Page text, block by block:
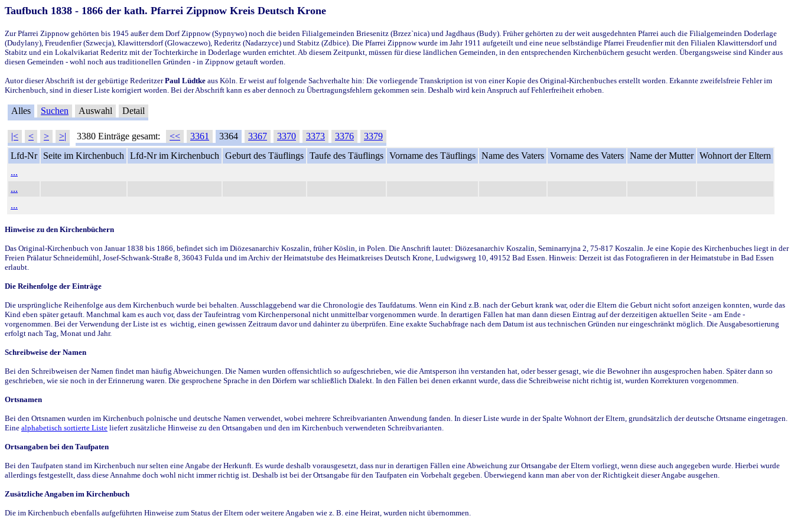
Taufbuch 1838 - 1866 der kath. Pfarrei Zippnow Kreis Deutsch Krone
Zur Pfarrei Zippnow gehörten bis 1945 außer dem Dorf Zippnow (Sypnywo) noch die beiden Filialgemeinden Briesenitz (Brzez`nica) und Jagdhaus (Budy). Früher gehörten zu der weit ausgedehnten Pfarrei auch die Filialgemeinden Doderlage
(Dudylany), Freudenfier (Szwecja), Klawittersdorf (Glowaczewo), Rederitz (Nadarzyce) und Stabitz (Zdbice). Die Pfarrei Zippnow wurde im Jahr 1911 aufgeteilt und eine neue selbständige Pfarrei Freudenfier mit den Filialen Klawittersdorf und
Stabitz und ein Lokalvikariat Rederitz mit der Tochterkirche in Doderlage wurden errichtet. Ab diesem Zeitpunkt, müssen für diese ländlichen Gemeinden, in den entsprechenden Kirchenbüchern gesucht werden. Übergangsweise sind Kinder aus
diesen Gemeinden - wohl noch aus traditionellen Gründen - in Zippnow getauft worden.
Autor dieser Abschrift ist der gebürtige RederitzerPaul Lüdtke aus Köln. Er weist auf folgende Sachverhalte hin: Die vorliegende Transkription ist von einer Kopie des Original-Kirchenbuches erstellt worden. Erkannte zweifelsfreie Fehler im
Kirchenbuch, sind in dieser Liste korrigiert worden. Bei der Abschrift kann es aber dennoch zu Übertragungsfehlern gekommen sein. Deshalb wird kein Anspruch auf Fehlerfreiheit erhoben.
Alles Suchen Auswahl Detail
|< < > >| 3380 Einträge gesamt: << 3361 3364 3367 3370 3373 3376
3379
Lfd-Nr
Seite im Kirchenbuch Lfd-Nr im Kirchenbuch Geburt des Täuflings Taufe des Täuflings Vorname des Täuflings Name des Vaters Vorname des Vaters Name der Mutter Wohnort der Eltern
...
...
...
Hinweise zu den Kirchenbüchern
Das Original-Kirchenbuch von Januar 1838 bis 1866, befindet sich im Diözesanarchiv Koszalin, früher Köslin, in Polen. Die Anschrift lautet: Diözesanarchiv Koszalin, Seminarryjna 2, 75-817 Koszalin. Je eine Kopie des Kirchenbuches liegt in der
Freien Prälatur Schneidemühl, Josef-Schwank-Straße 8, 36043 Fulda und im Archiv der Heimatstube des Heimatkreises Deutsch Krone, Ludwigsweg 10, 49152 Bad Essen. Hinweis: Derzeit ist das Fotografieren in der Heimatstube in Bad Essen
erlaubt.
Die Reihenfolge der Einträge
Die ursprüngliche Reihenfolge aus dem Kirchenbuch wurde bei behalten. Ausschlaggebend war die Chronologie des Taufdatums. Wenn ein Kind z.B. nach der Geburt krank war, oder die Eltern die Geburt nicht sofort anzeigen konnten, wurde das
Kind eben später getauft. Manchmal kam es auch vor, dass der Taufeintrag vom Kirchenpersonal nicht unmittelbar vorgenommen wurde. In derartigen Fällen hat man dann diesen Eintrag auf der derzeitigen aktuellen Seite - am Ende -
vorgenommen. Bei der Verwendung der Liste ist es wichtig, einen gewissen Zeitraum davor und dahinter zu überprüfen. Eine exakte Suchabfrage nach dem Datum ist aus technischen Gründen nur eingeschränkt möglich. Die Ausgabesortierung
erfolgt nach Tag, Monat und Jahr.
Schreibweise der Namen
Bei den Schreibweisen der Namen findet man häufig Abweichungen. Die Namen wurden offensichtlich so aufgeschrieben, wie die Amtsperson ihn verstanden hat, oder besser gesagt, wie die Bewohner ihn ausgesprochen haben. Später dann so
geschrieben, wie sie noch in der Erinnerung waren. Die gesprochene Sprache in den Dörfern war schließlich Dialekt. In den Fällen bei denen erkannt wurde, dass die Schreibweise nicht richtig ist, wurden Korrekturen vorgenommen.
Ortsnamen
Bei den Ortsnamen wurden im Kirchenbuch polnische und deutsche Namen verwendet, wobei mehrere Schreibvarianten Anwendung fanden. In dieser Liste wurde in der Spalte Wohnort der Eltern, grundsätzlich der deutsche Ortsname eingetragen.
Eine alphabetisch sortierte Liste liefert zusätzliche Hinweise zu den Ortsangaben und den im Kirchenbuch verwendeten Schreibvarianten.
Ortsangaben bei den Taufpaten
Bei den Taufpaten stand im Kirchenbuch nur selten eine Angabe der Herkunft. Es wurde deshalb vorausgesetzt, dass nur in derartigen Fällen eine Abweichung zur Ortsangabe der Eltern vorliegt, wenn diese auch angegeben wurde. Hierbei wurde
allerdings festgestellt, dass diese Annahme doch wohl nicht immer richtig ist. Deshalb ist bei der Ortsangabe für den Taufpaten ein Vorbehalt gegeben. Überwiegend kann man aber von der Richtigkeit dieser Angabe ausgehen.
Zusätzliche Angaben im Kirchenbuch
Die im Kirchenbuch ebenfalls aufgeführten Hinweise zum Status der Eltern oder weitere Angaben wie z. B. eine Heirat, wurden nicht übernommen.